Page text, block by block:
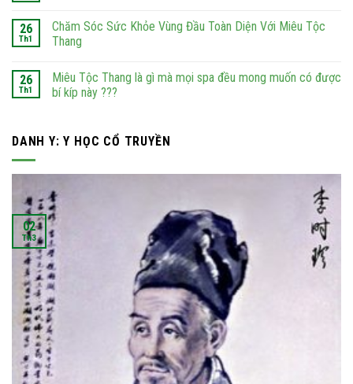
26
Th1
Chăm Sóc Sức Khỏe Vùng Đầu Toàn Diện Với Miêu Tộc
Thang
26
Th1
Miêu Tộc Thang là gì mà mọi spa đều mong muốn có được
bí kíp này ???
DANH Y: Y HỌC CỔ TRUYỀN
02
Th3